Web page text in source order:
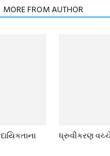
MORE FROM AUTHOR
ધ્રુવીકરણ વચ્ચે